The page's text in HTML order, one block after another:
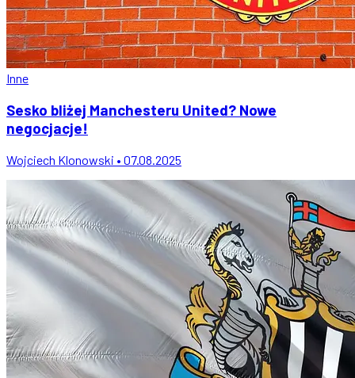
Inne
Sesko bliżej Manchesteru United? Nowe
negocjacje!
Wojciech Klonowski • 07.08.2025